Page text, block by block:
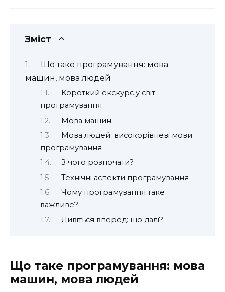
Зміст
Що таке програмування: мова
машин, мова людей
Короткий екскурс у світ
програмування
Мова машин
Мова людей: високорівневі мови
програмування
З чого розпочати?
Технічні аспекти програмування
Чому програмування таке
важливе?
Дивіться вперед: що далі?
Що таке програмування: мова
машин, мова людей